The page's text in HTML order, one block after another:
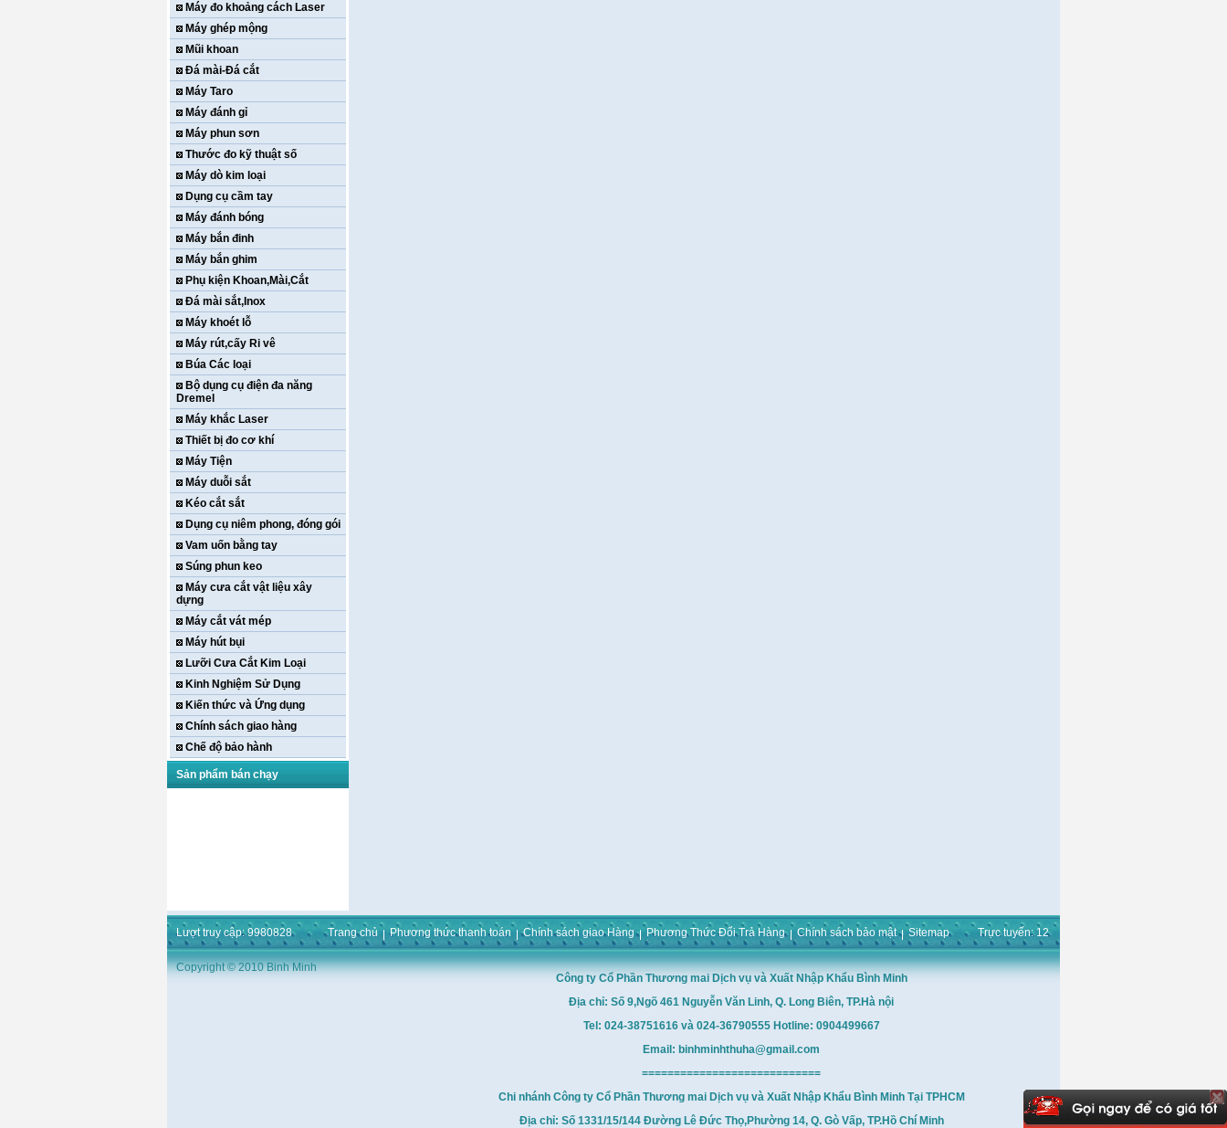
Máy đo khoảng cách Laser
Máy ghép mộng
Mũi khoan
Đá mài-Đá cắt
Máy Taro
Máy đánh gỉ
Máy phun sơn
Thước đo kỹ thuật số
Máy dò kim loại
Dụng cụ cầm tay
Máy đánh bóng
Máy bắn đinh
Máy bắn ghim
Phụ kiện Khoan,Mài,Cắt
Đá mài sắt,Inox
Máy khoét lỗ
Máy rút,cấy Ri vê
Búa Các loại
Bộ dụng cụ điện đa năng
Dremel
Máy khắc Laser
Thiết bị đo cơ khí
Máy Tiện
Máy duỗi sắt
Kéo cắt sắt
Dụng cụ niêm phong, đóng gói
Vam uốn bằng tay
Súng phun keo
Máy cưa cắt vật liệu xây
dựng
Máy cắt vát mép
Máy hút bụi
Lưỡi Cưa Cắt Kim Loại
Kinh Nghiệm Sử Dụng
Kiến thức và Ứng dụng
Chính sách giao hàng
Chế độ bảo hành
Sản phẩm bán chạy
ký HK-KCP15(
1m5,1HP,3 Puly,Có Tay
Phay)
Giá:16.596.000VND
Lượt truy cập: 9980828 Trang chủ Phương thức thanh toán Chính sách giao Hàng Phương Thức Đổi Trả Hàng Chính sách bảo mật Sitemap Trực tuyến: 12
Copyright © 2010 Binh Minh
Công ty Cổ Phần Thương mai Dịch vụ và Xuất Nhập Khẩu Bình Minh
Địa chỉ: Số 9,Ngõ 461 Nguyễn Văn Linh, Q. Long Biên, TP.Hà nội
Tel: 024-38751616 và 024-36790555 Hotline: 0904499667
Email: binhminhthuha@gmail.com
============================
Chi nhánh Công ty Cổ Phần Thương mai Dịch vụ và Xuất Nhập Khẩu Bình Minh Tại TPHCM
Địa chỉ: Số 1331/15/144 Đường Lê Đức Thọ,Phường 14, Q. Gò Vấp, TP.Hồ Chí Minh